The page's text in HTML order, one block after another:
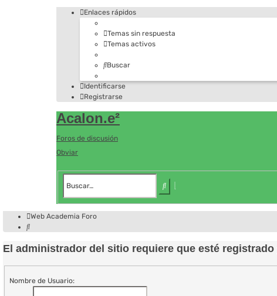
Enlaces rápidos
Temas sin respuesta
Temas activos
Buscar
Identificarse
Registrarse
Acalon.e²
Foros de discusión
Obviar
Buscaravanzada
Web Academia Foro
Buscar
El administrador del sitio requiere que esté
Nombre de Usuario: